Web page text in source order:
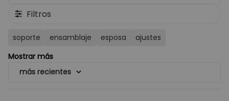
Filtros
soporte ensamblaje esposa
ajustes
Mostrar más
más recientes